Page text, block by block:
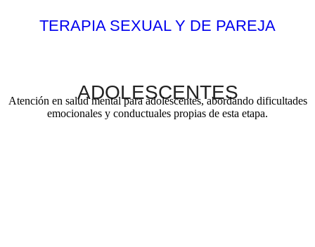
TERAPIA SEXUAL Y DE PAREJA
ADOLESCENTES
Atención en salud mental para adolescentes, abordando dificultades
emocionales y conductuales propias de esta etapa.